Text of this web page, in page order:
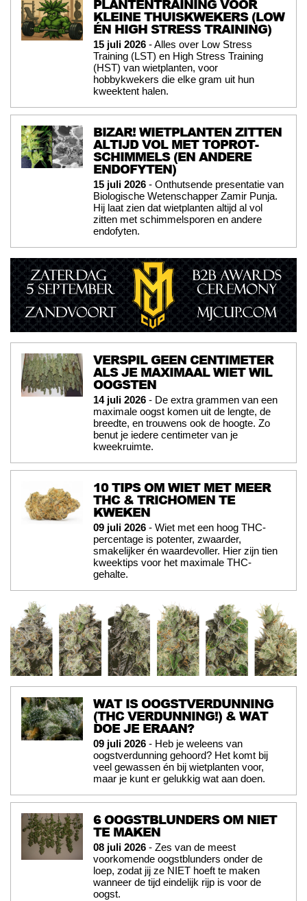
PLANTENTRAINING VOOR
KLEINE THUISKWEKERS (LOW
ÉN HIGH STRESS TRAINING)
15 juli 2026 - Alles over Low Stress
Training (LST) en High Stress Training
(HST) van wietplanten, voor
hobbykwekers die elke gram uit hun
kweektent halen.
BIZAR! WIETPLANTEN ZITTEN
ALTIJD VOL MET TOPROT-
SCHIMMELS (EN ANDERE
ENDOFYTEN)
15 juli 2026 - Onthutsende presentatie van
Biologische Wetenschapper Zamir Punja.
Hij laat zien dat wietplanten altijd al vol
zitten met schimmelsporen en andere
endofyten.
VERSPIL GEEN CENTIMETER
ALS JE MAXIMAAL WIET WIL
OOGSTEN
14 juli 2026 - De extra grammen van een
maximale oogst komen uit de lengte, de
breedte, en trouwens ook de hoogte. Zo
benut je iedere centimeter van je
kweekruimte.
10 TIPS OM WIET MET MEER
THC & TRICHOMEN TE
KWEKEN
09 juli 2026 - Wiet met een hoog THC-
percentage is potenter, zwaarder,
smakelijker én waardevoller. Hier zijn tien
kweektips voor het maximale THC-
gehalte.
WAT IS OOGSTVERDUNNING
(THC VERDUNNING!) & WAT
DOE JE ERAAN?
09 juli 2026 - Heb je weleens van
oogstverdunning gehoord? Het komt bij
veel gewassen én bij wietplanten voor,
maar je kunt er gelukkig wat aan doen.
6 OOGSTBLUNDERS OM NIET
TE MAKEN
08 juli 2026 - Zes van de meest
voorkomende oogstblunders onder de
loep, zodat jij ze NIET hoeft te maken
wanneer de tijd eindelijk rijp is voor de
oogst.